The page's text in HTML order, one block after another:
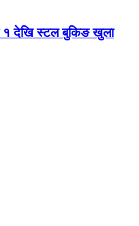
१ देखि स्टल बुकिङ खुला